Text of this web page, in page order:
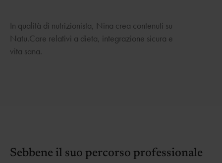
In qualità di nutrizionista, Nina crea contenuti su
Natu.Care relativi a dieta, integrazione sicura e
vita sana.
Sebbene il suo percorso professionale